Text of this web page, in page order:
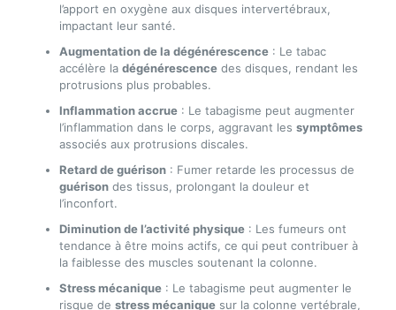
l’apport en oxygène aux disques intervertébraux,
impactant leur santé.
Augmentation de la dégénérescence: Le tabac
accélère la dégénérescencedes disques, rendant les
protrusions plus probables.
Inflammation accrue: Le tabagisme peut augmenter
l’inflammation dans le corps, aggravant les symptômes
associés aux protrusions discales.
Retard de guérison: Fumer retarde les processus de
guérisondes tissus, prolongant la douleur et
l’inconfort.
Diminution de l’activité physique: Les fumeurs ont
tendance à être moins actifs, ce qui peut contribuer à
la faiblesse des muscles soutenant la colonne.
Stress mécanique: Le tabagisme peut augmenter le
risque de stress mécaniquesur la colonne vertébrale,